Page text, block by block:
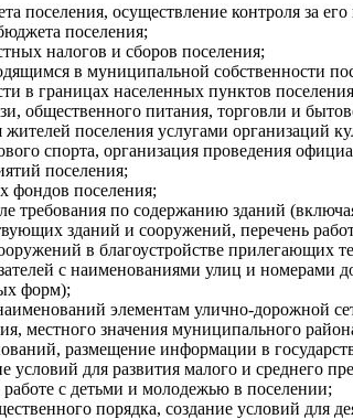
осуществление контроля за
поселения;
налогов и сборов поселения;
в муниципальной собственности
в границах населенных пунктов
общественного питания, торговли и
поселения услугами организаций
спорта, организация проведения
поселения;
фондов поселения;
требования по содержанию зданий
зданий и сооружений, перечень
в благоустройстве прилегающих
с наименованиями улиц и
форм);
элементам улично-дорожной
местного значения муниципального
размещение информации в
условий для развития малого и среднего
с детьми и молодежью в поселении;
порядка, создание условий для